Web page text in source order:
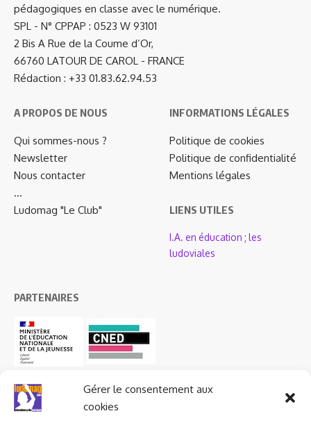
Gérer le consentement aux
cookies
pédagogiques en classe avec le numérique.
SPL - N° CPPAP : 0523 W 93101
2 Bis A Rue de la Coume d’Or,
66760 LATOUR DE CAROL - FRANCE
Rédaction : +33 01.83.62.94.53
A PROPOS DE NOUS
Qui sommes-nous ?
Newsletter
Nous contacter
…
Ludomag "Le Club"
INFORMATIONS LÉGALES
Politique de cookies
Politique de confidentialité
Mentions légales
LIENS UTILES
I.A. en éducation ; les
ludoviales
PARTENAIRES